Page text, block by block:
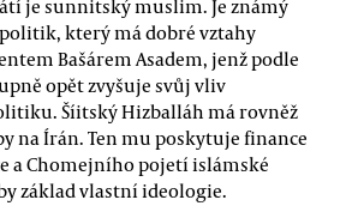
je sunnitský muslim. Je známý
který má dobré vztahy
Bašárem Asadem, jenž podle
opět zvyšuje svůj vliv
Šíitský Hizballáh má rovněž
na Írán. Ten mu poskytuje finance
a Chomejního pojetí islámské
základ vlastní ideologie.